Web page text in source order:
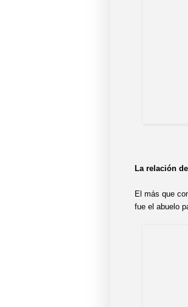
La relación
El más que
fue el abuelo